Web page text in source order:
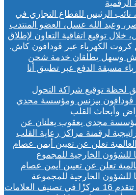
الرقمية
وسهل يطلقان خدمة شحن
مسبقة الدفع عبر تطبيق أنا
مجدي يعقوب يعلنان عن
لرقمنة مراكز رعاية القلب
تعلن عن تعيين أيمن عصام
للشؤون الخارجية للمجموعة